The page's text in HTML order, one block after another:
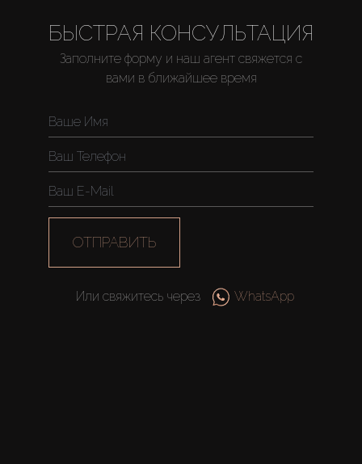
Аренда
Продажа
Новостройки
AX Journal
БЫСТРАЯ КОНСУЛЬТАЦИЯ
Заполните форму и наш агент свяжется с
вами в ближайшее время
ОТПРАВИТЬ
Или свяжитесь через WhatsApp